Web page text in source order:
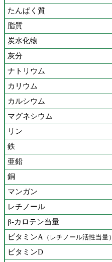
たんぱく質
脂質
炭水化物
灰分
ナトリウム
カリウム
カルシウム
マグネシウム
リン
鉄
亜鉛
銅
マンガン
レチノール
β-カロテン当量
ビタミンA （レチノール活性当量）
ビタミンD